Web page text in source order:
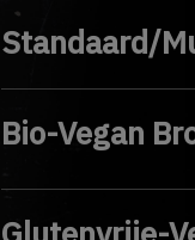
Standaard/
Bio-Vegan